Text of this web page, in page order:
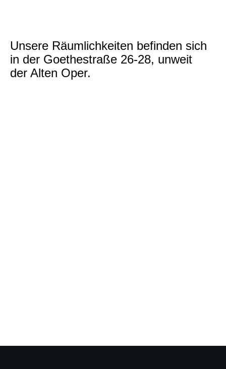
Unsere Räumlichkeiten befinden sich
in der Goethestraße 26-28, unweit
der Alten Oper.